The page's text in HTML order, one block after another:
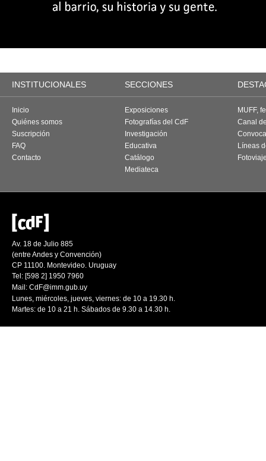
INSTITUCIONALES SECCIONES
Inicio
Quiénes somos
Suscripción
FAQ
Contacto
Exposiciones
Fotografías del CdF
Investigación
Educativa
Catálogo
Mediateca
MUFF,
Canal
Líneas
Av. 18 de Julio 885
(entre Andes y Convención)
CP 11100. Montevideo. Uruguay
Tel: [598 2] 1950 7960
Mail: CdF@imm.gub.uy
Lunes, miércoles, jueves, viernes: de 10 a 19.30 h.
Martes: de 10 a 21 h. Sábados de 9.30 a 14.30 h.